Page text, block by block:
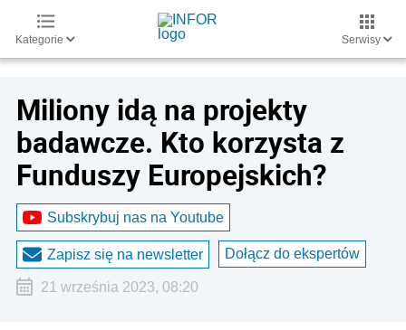
Kategorie Serwisy
Miliony idą na projekty
badawcze. Kto korzysta z
Funduszy Europejskich?
Subskrybuj nas na Youtube
Zapisz się na newsletter Dołącz do ekspertów
21 września 2023, 08:20